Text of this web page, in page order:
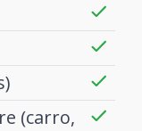
(carro,